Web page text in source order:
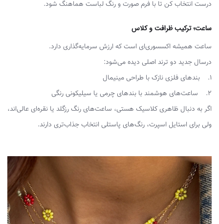
درست انتخاب کن تا با فرم صورت و رنگ لباست هماهنگ شود.
ساعت؛ ترکیب ظرافت و کلاس
ساعت همیشه اکسسوری‌ای است که ارزش سرمایه‌گذاری دارد.
درسال جدید دو ترند اصلی دیده می‌شود:
1. بندهای فلزی نازک با طراحی مینیمال
2. ساعت‌های هوشمند با بندهای چرمی یا سیلیکونی رنگی
اگر به دنبال ظاهری کلاسیک هستی، ساعت‌های رنگ رزگلد یا نقره‌ای عالی‌اند،
ولی برای استایل اسپرت، رنگ‌های پاستلی انتخاب جذاب‌تری دارند.